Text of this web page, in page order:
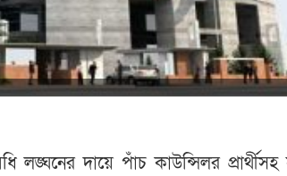
লঙ্ঘনের দায়ে পাঁচ কাউন্সিলর